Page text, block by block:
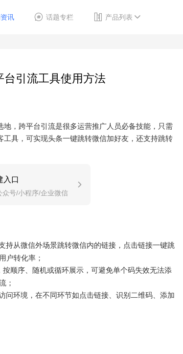
讯 话题专栏 产品列表
引流工具使用方法
，跨平台引流是很多运营推广人员必备技能，只需
具，可实现头条一键跳转微信加好友，还支持跳转
入口
号/小程序/企业微信
持从微信外场景跳转微信内的链接，点击链接一键跳
户转化率；
顺序、随机或循环展示，可避免单个码失效无法添
；
问环境，在不同环节如点击链接、识别二维码、添加